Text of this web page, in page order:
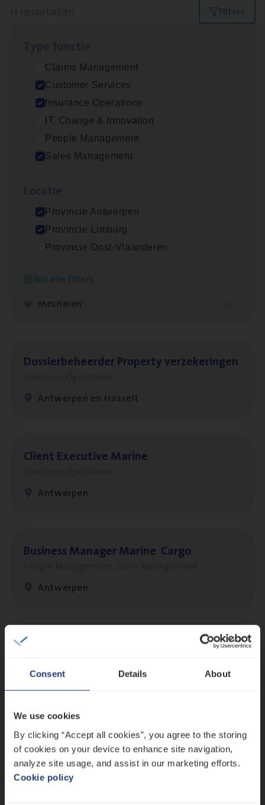
Consent Details About
We use cookies
By clicking “Accept all cookies”, you agree to the storing
of cookies on your device to enhance site navigation,
analyze site usage, and assist in our marketing efforts.
Cookie policy
Filters
Claims Management
Customer Services
Insurance Operations
IT, Change & Innovation
People Management
Sales Management
Provincie Antwerpen
Provincie Limburg
Provincie Oost-Vlaanderen
Wis alle filters
Insu­ran­ce Bro­ker Trans­port
Antwerpen
Dos­sier­be­heer­der Gewaar­borgd Inkomen
Dos­sier­be­heer­der Onder­ne­min­gen Van­b­
Insurance Operations
Mechelen
Dos­sier­be­heer­der Pro­per­ty verzekeringen
Antwerpen en Hasselt
Client Exe­cu­ti­ve Marine
Antwerpen
Busi­ness Mana­ger Mari­ne Cargo
Antwerpen
Cor­po­ra­te Insu­ran­ce Bro­ker Property
Antwerpen
Cus­to­mer Care Expert
Hospitalisatieverzekeringen
Customer Services